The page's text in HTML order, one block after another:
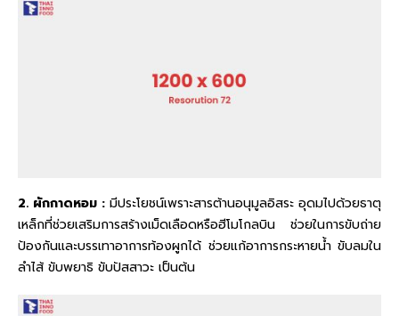
2. ผักกาดหอม : มีประโยชน์เพราะสารต้านอนุมูลอิสระ อุดมไปด้วยธาตุ
เหล็กที่ช่วยเสริมการสร้างเม็ดเลือดหรือฮีโมโกลบิน ช่วยในการขับถ่าย
ป้องกันและบรรเทาอาการท้องผูกได้ ช่วยแก้อาการกระหายน้ำ ขับลมใน
ลำไส้ ขับพยาธิ ขับปัสสาวะ เป็นต้น